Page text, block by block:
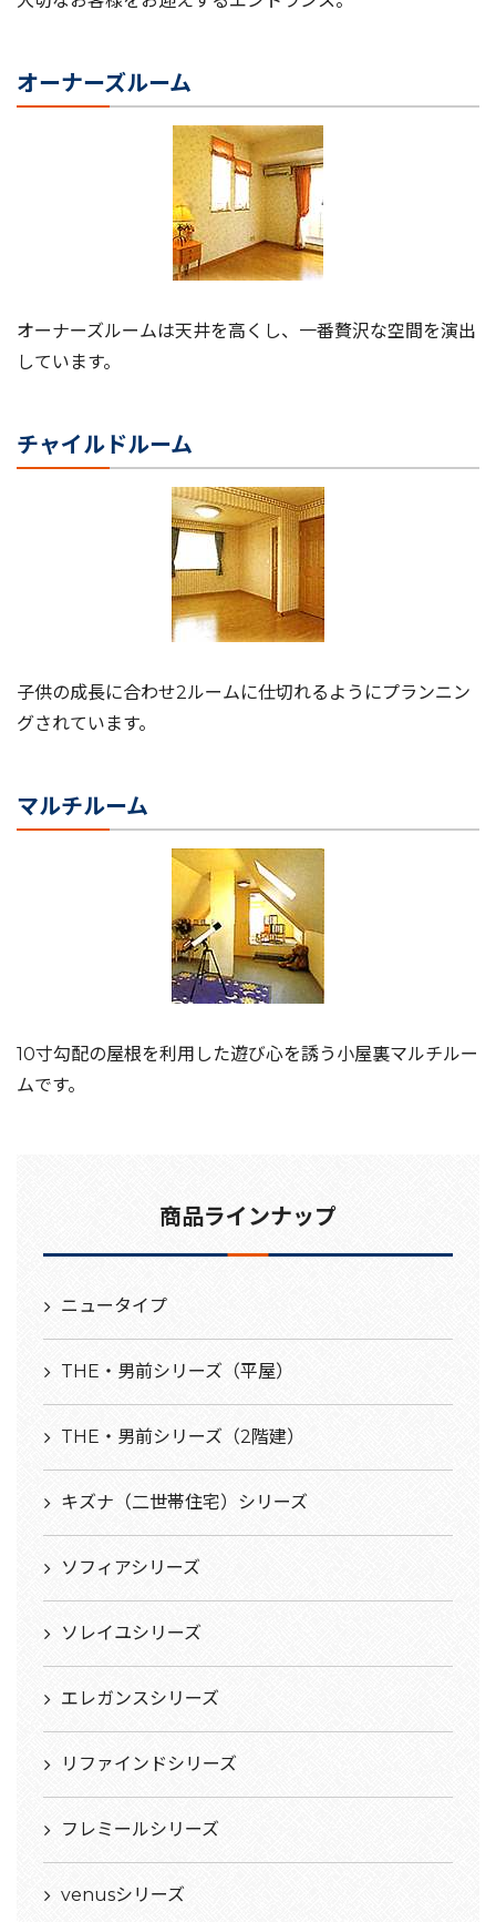
オーナーズルーム
オーナーズルームは天井を高くし、一番贅沢な空間を演出
しています。
チャイルドルーム
子供の成長に合わせ2ルームに仕切れるようにプランニン
グされています。
マルチルーム
10寸勾配の屋根を利用した遊び心を誘う小屋裏マルチルー
ムです。
商品ラインナップ
ニュータイプ
THE・男前シリーズ（平屋）
THE・男前シリーズ（2階建）
キズナ（二世帯住宅）シリーズ
ソフィアシリーズ
ソレイユシリーズ
エレガンスシリーズ
リファインドシリーズ
フレミールシリーズ
venusシリーズ